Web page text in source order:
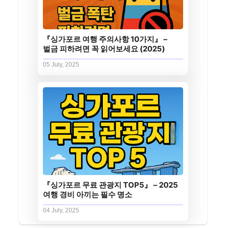
『싱가포르 여행 주의사항 10가지』 –
벌금 피하려면 꼭 읽어보세요 (2025)
05 July, 2025
『싱가포르 무료 관광지 TOP5』 – 2025
여행 경비 아끼는 필수 명소
04 July, 2025